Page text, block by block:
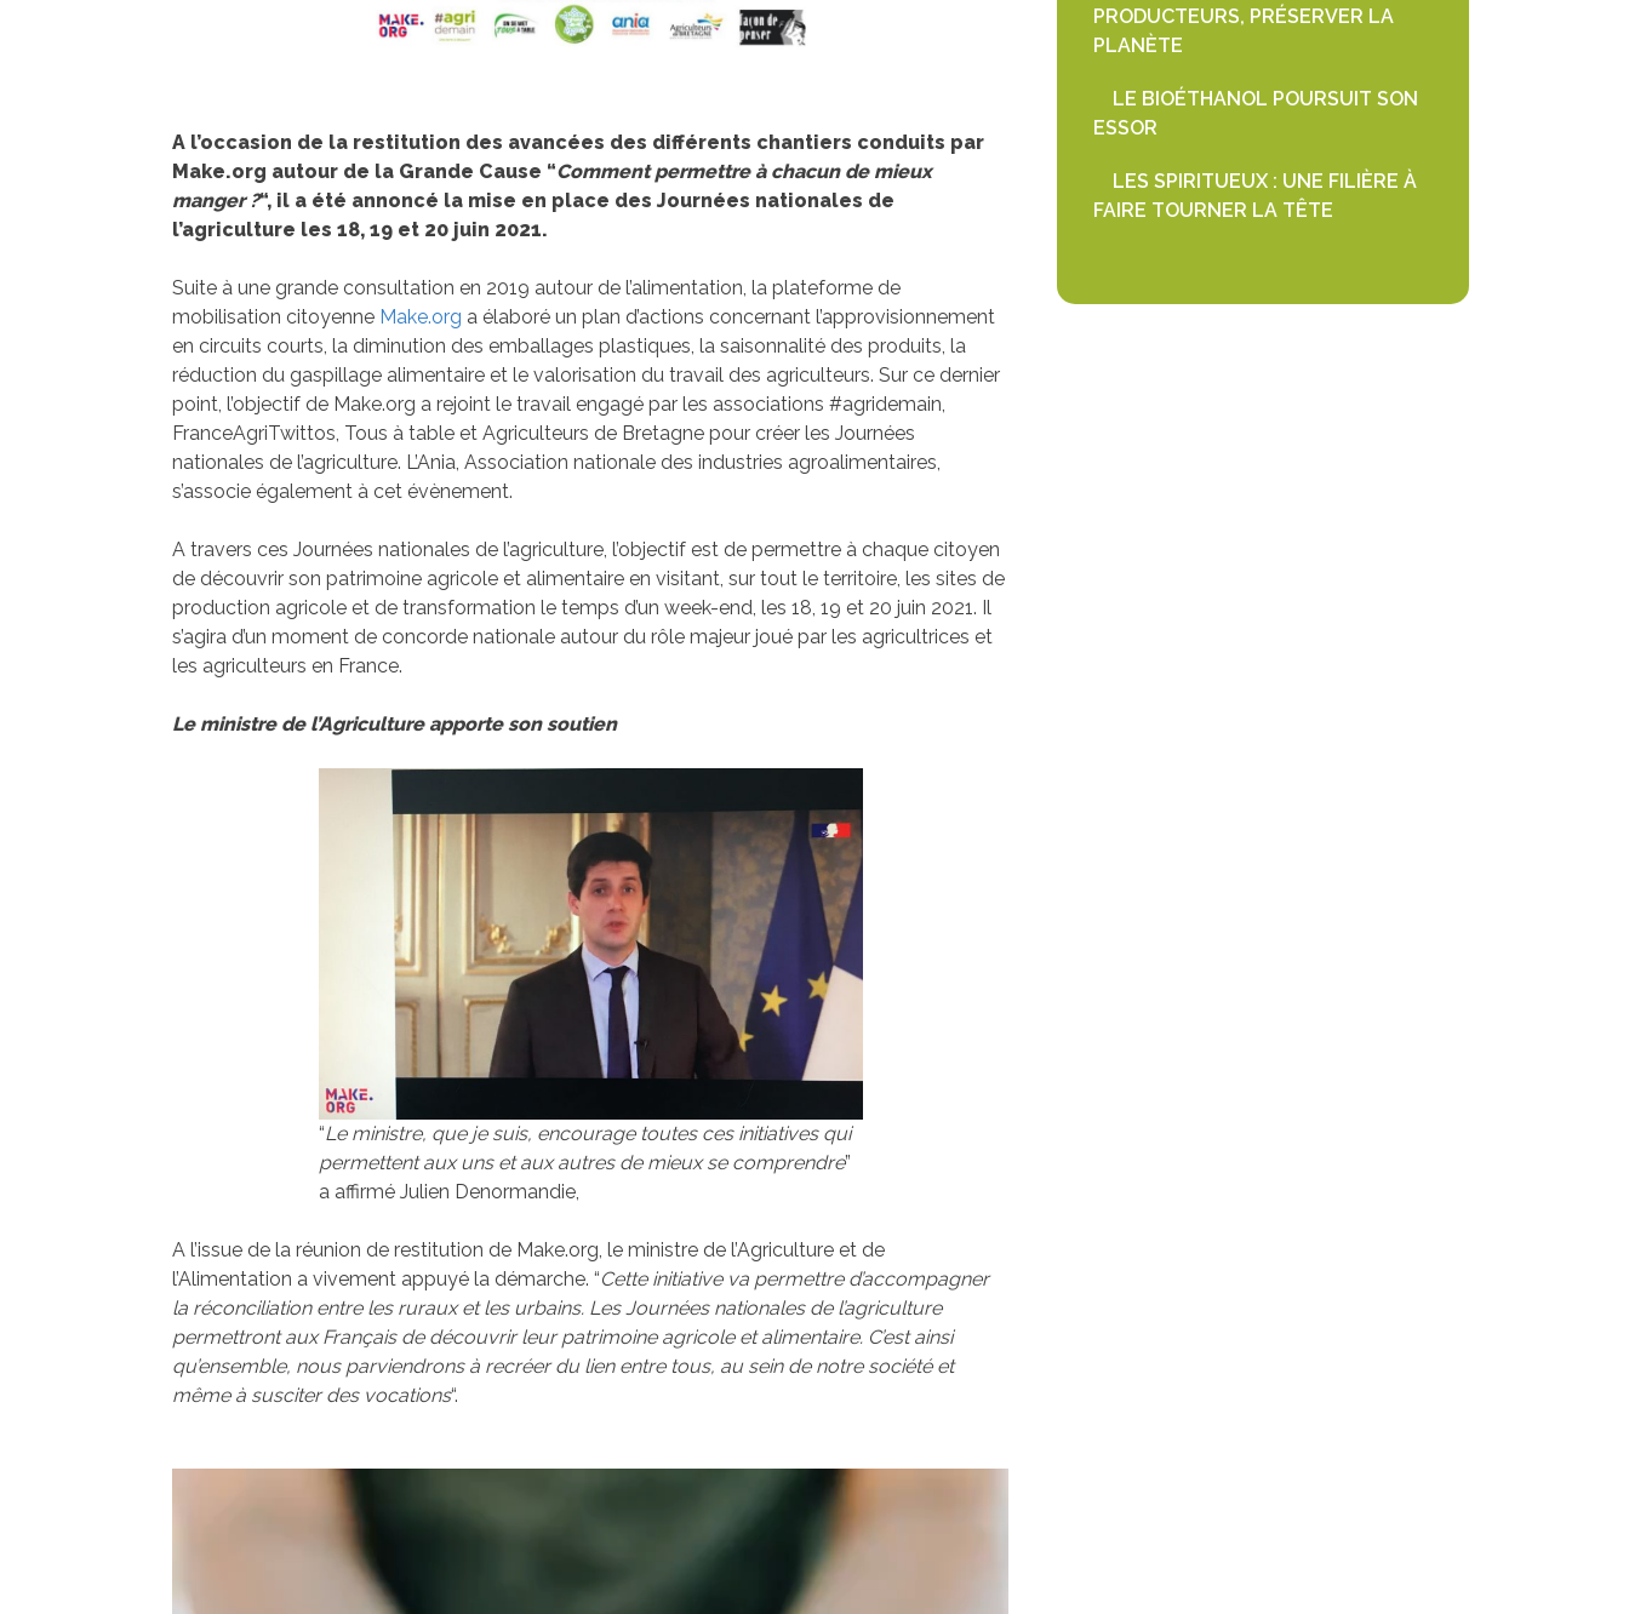
A l’occasion de la restitution des avancées des différents chantiers conduits par
Make.org autour de la Grande Cause “Comment permettre à chacun de mieux
manger ?“, il a été annoncé la mise en place des Journées nationales de
l’agriculture les 18, 19 et 20 juin 2021.
Suite à une grande consultation en 2019 autour de l’alimentation, la plateforme de
mobilisation citoyenne Make.org a élaboré un plan d’actions concernant l’approvisionnement
en circuits courts, la diminution des emballages plastiques, la saisonnalité des produits, la
réduction du gaspillage alimentaire et le valorisation du travail des agriculteurs. Sur ce dernier
point, l’objectif de Make.org a rejoint le travail engagé par les associations #agridemain,
FranceAgriTwittos, Tous à table et Agriculteurs de Bretagne pour créer les Journées
nationales de l’agriculture. L’Ania, Association nationale des industries agroalimentaires,
s’associe également à cet évènement.
A travers ces Journées nationales de l’agriculture, l’objectif est de permettre à chaque citoyen
de découvrir son patrimoine agricole et alimentaire en visitant, sur tout le territoire, les sites de
production agricole et de transformation le temps d’un week-end, les 18, 19 et 20 juin 2021. Il
s’agira d’un moment de concorde nationale autour du rôle majeur joué par les agricultrices et
les agriculteurs en France.
Le ministre de l’Agriculture apporte son soutien
“Le ministre, que je suis, encourage toutes ces initiatives qui
permettent aux uns et aux autres de mieux se comprendre”
a affirmé Julien Denormandie,
A l’issue de la réunion de restitution de Make.org, le ministre de l’Agriculture et de
l’Alimentation a vivement appuyé la démarche. “Cette initiative va permettre d’accompagner
la réconciliation entre les ruraux et les urbains. Les Journées nationales de l’agriculture
permettront aux Français de découvrir leur patrimoine agricole et alimentaire. C’est ainsi
qu’ensemble, nous parviendrons à recréer du lien entre tous, au sein de notre société et
même à susciter des vocations“.
PRODUCTEURS, PRÉSERVER LA
PLANÈTE
LE BIOÉTHANOL POURSUIT SON
ESSOR
LES SPIRITUEUX : UNE FILIÈRE À
FAIRE TOURNER LA TÊTE